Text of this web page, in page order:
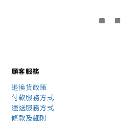
顧客服務
退換貨政策
付款服務方式
運送服務方式
條款及細則